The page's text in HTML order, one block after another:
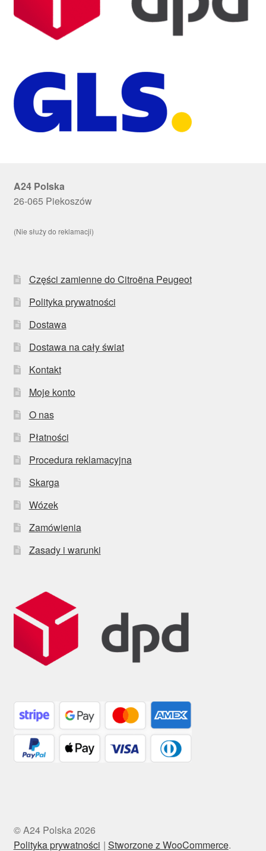
A24 Polska
26-065 Piekoszów
(Nie służy do reklamacji)
Części zamienne do Citroëna Peugeot
Polityka prywatności
Dostawa
Dostawa na cały świat
Kontakt
Moje konto
O nas
Płatności
Procedura reklamacyjna
Skarga
Wózek
Zamówienia
Zasady i warunki
© A24 Polska 2026
Polityka prywatności
Stworzone z WooCommerce.